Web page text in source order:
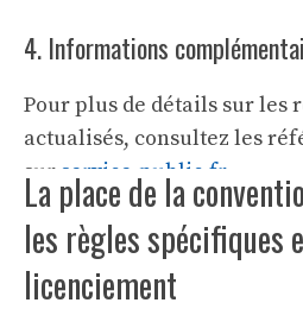
4. Informations
Pour plus de détails sur les
actualisés, consultez les
sur service-public.fr.
La place de la
les règles spécifiques
licenciement